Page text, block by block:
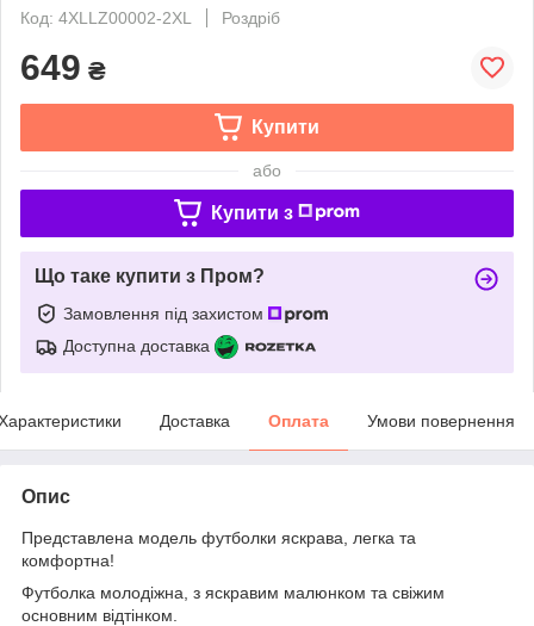
Код: 4XLLZ00002-2XL
Роздріб
649 ₴
Купити
або
Купити з
Що таке купити з Пром?
Замовлення під захистом
Доступна доставка
Доставка Оплата Умови повернення
Опис
Представлена модель футболки яскрава, легка та
комфортна!
Футболка молодіжна, з яскравим малюнком та свіжим
основним відтінком.